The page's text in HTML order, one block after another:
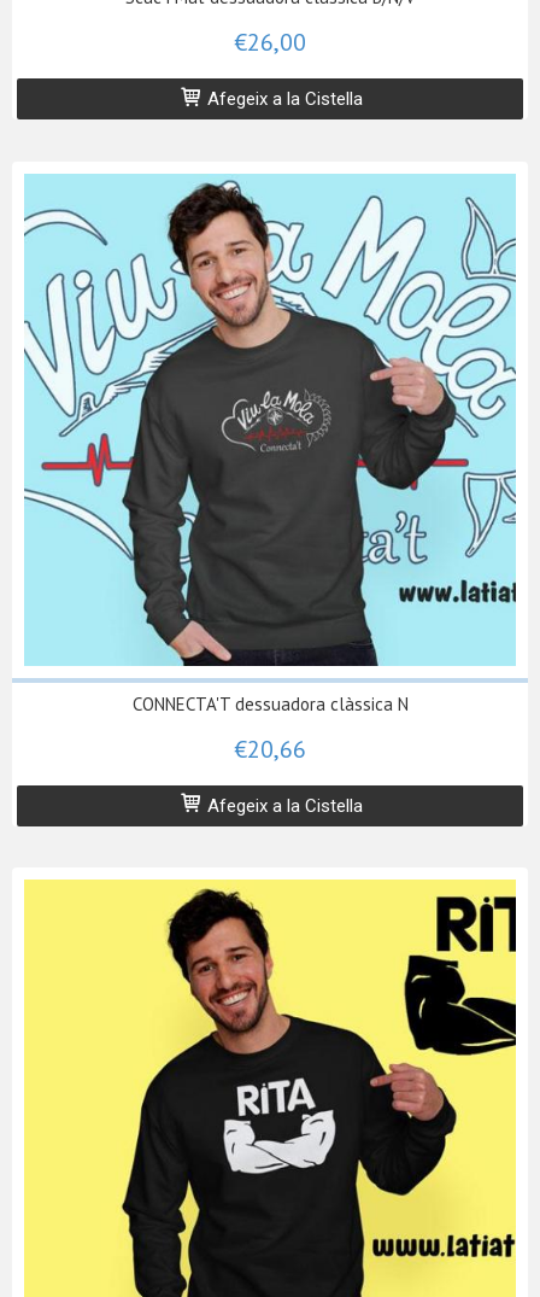
€26,00
Afegeix a la Cistella
CONNECTA'T dessuadora clàssica N
€20,66
Afegeix a la Cistella